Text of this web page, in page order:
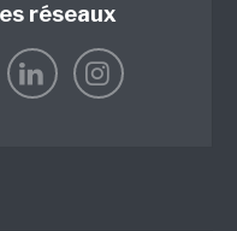
réseaux